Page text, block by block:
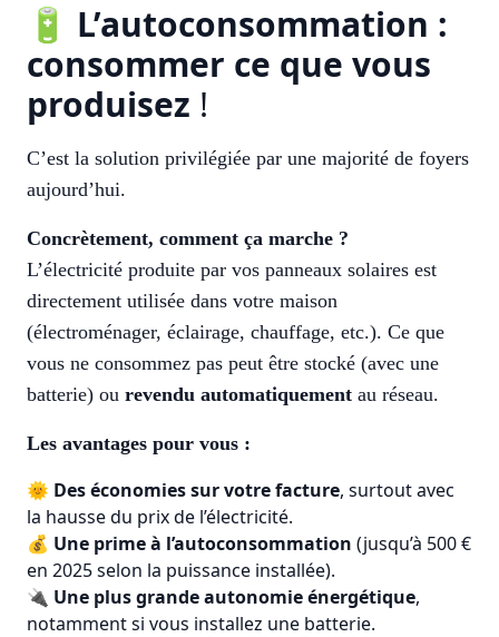
🔋 L’autoconsommation :
consommer ce que vous
produisez !
C’est la solution privilégiée par une majorité de foyers
aujourd’hui.
Concrètement, comment ça marche ?
L’électricité produite par vos panneaux solaires est
directement utilisée dans votre maison
(électroménager, éclairage, chauffage, etc.). Ce que
vous ne consommez pas peut être stocké (avec une
batterie) ou revendu automatiquement au réseau.
Les avantages pour vous :
🌞 Des économies sur votre facture, surtout avec
la hausse du prix de l’électricité.
💰 Une prime à l’autoconsommation (jusqu’à 500 €
en 2025 selon la puissance installée).
🔌 Une plus grande autonomie énergétique,
notamment si vous installez une batterie.